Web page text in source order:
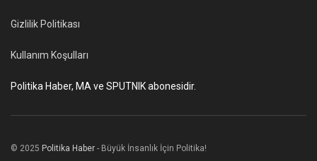
Gizlilik Politikası
Kullanım Koşulları
Politika Haber, MA ve SPUTNIK abonesidir.
© 2025 Politika Haber - Büyük İnsanlık İçin Politika!